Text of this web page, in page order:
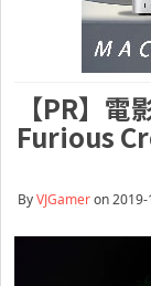
【PR】
Furious
ByVJGameron